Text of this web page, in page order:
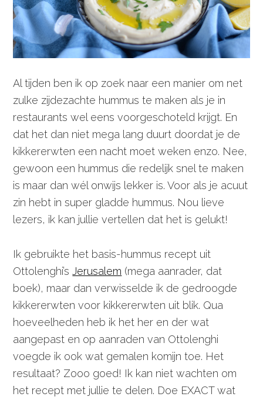
Al tijden ben ik op zoek naar een manier om net
zulke zijdezachte hummus te maken als je in
restaurants wel eens voorgeschoteld krijgt. En
dat het dan niet mega lang duurt doordat je de
kikkererwten een nacht moet weken enzo. Nee,
gewoon een hummus die redelijk snel te maken
is maar dan wél onwijs lekker is. Voor als je acuut
zin hebt in super gladde hummus. Nou lieve
lezers, ik kan jullie vertellen dat het is gelukt!
Ik gebruikte het basis-hummus recept uit
Ottolenghi’sJerusalem (mega aanrader, dat
boek), maar dan verwisselde ik de gedroogde
kikkererwten voor kikkererwten uit blik. Qua
hoeveelheden heb ik het her en der wat
aangepast en op aanraden van Ottolenghi
voegde ik ook wat gemalen komijn toe. Het
resultaat? Zooo goed! Ik kan niet wachten om
het recept met jullie te delen. Doe EXACT wat